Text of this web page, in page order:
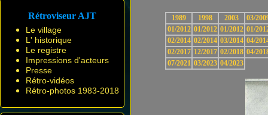
Rétroviseur AJT
Le village
L' historique
Le registre
Impressions d'acteurs
Presse
Rétro-vidéos
Rétro-photos 1983-2018
1989 1998 2003
03/
01/2012 01/2012 01/2012 01/
02/2014 02/2014 03/2014 04/
02/2017 12/2017 02/2018 04/
07/2021 03/2023 04/2023